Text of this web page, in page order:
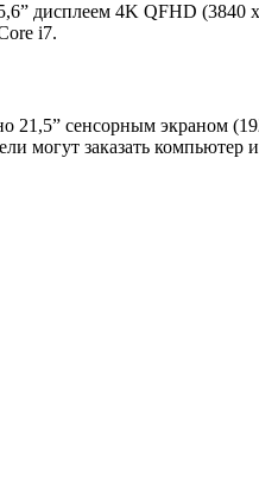
дисплеем 4K QFHD (3840
i7.
21,5” сенсорным экраном
могут заказать